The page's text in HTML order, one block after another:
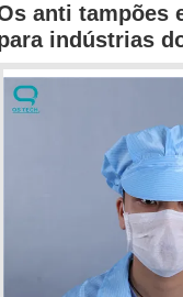
anti tampões
indústrias